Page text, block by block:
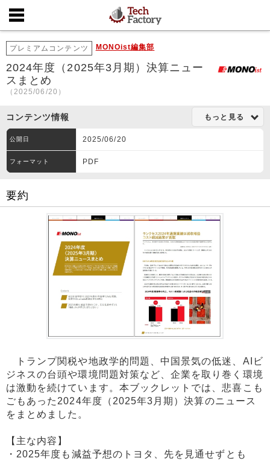
プレミアムコンテンツ MONOist編集部
2024年度（2025年3月期）決算ニュー
スまとめ
（2025/06/20）
コンテンツ情報 もっと見る
公開日 2025/06/20
フォーマット PDF
要約
トランプ関税や地政学的問題、中国景気の低迷、AIビ
ジネスの台頭や環境問題対策など、企業を取り巻く環境
は激動を続けています。本ブックレットでは、悲喜こも
ごもあった2024年度（2025年3月期）決算のニュース
をまとめました。
【主な内容】
・2025年度も減益予想のトヨタ、先を見通せずとも